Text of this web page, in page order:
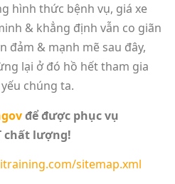
hình thức bệnh vụ, giá xe
& khẳng định vẫn co giãn
đảm & mạnh mẽ sau đây,
lại ở đó hồ hết tham gia
chúng ta.
để được phục vụ
chất lượng!
sitemap.xml